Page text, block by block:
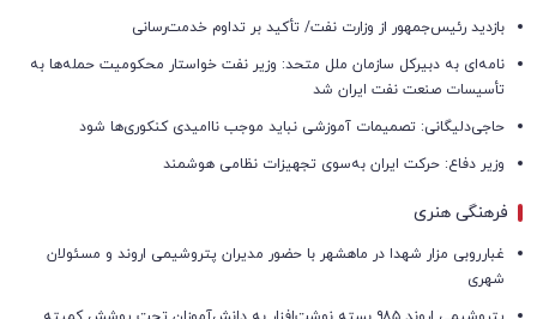
بازدید رئیس‌جمهور از وزارت نفت/ تأکید بر تداوم خدمت‌رسانی
نامه‌ای به دبیرکل سازمان ملل متحد: وزیر نفت خواستار محکومیت حمله‌ها به
تأسیسات صنعت نفت ایران شد
حاجی‌دلیگانی: تصمیمات آموزشی نباید موجب ناامیدی کنکوری‌ها شود
وزیر دفاع: حرکت ایران به‌سوی تجهیزات نظامی هوشمند
فرهنگی هنری
غبارروبی مزار شهدا در ماهشهر با حضور مدیران پتروشیمی اروند و مسئولان
شهری